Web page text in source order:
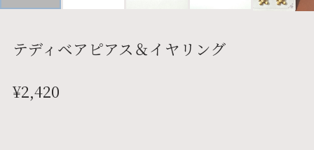
テディベアピアス＆イヤリング
¥2,420